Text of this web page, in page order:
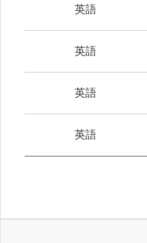
英語
英語
英語
英語